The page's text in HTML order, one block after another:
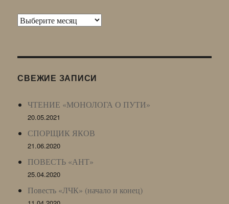
Архив
LJ
СВЕЖИЕ ЗАПИСИ
ЧТЕНИЕ «МОНОЛОГА О ПУТИ»
20.05.2021
СПОРЩИК ЯКОВ
21.06.2020
ПОВЕСТЬ «АНТ»
25.04.2020
Повесть «ЛЧК» (начало и конец)